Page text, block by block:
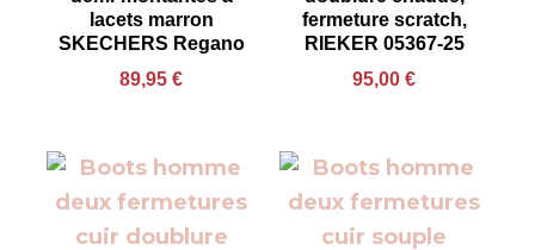
lacets marron
SKECHERS Regano
89,95 €
fermeture scratch,
RIEKER 05367-25
95,00 €